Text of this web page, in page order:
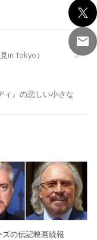
in Tokyo）
ィ』の悲しい小さな
ズの伝記映画続報